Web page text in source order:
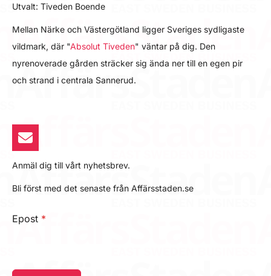
Utvalt: Tiveden Boende
Mellan Närke och Västergötland ligger Sveriges sydligaste
vildmark, där "Absolut Tiveden" väntar på dig. Den
nyrenoverade gården sträcker sig ända ner till en egen pir
och strand i centrala Sannerud.
Anmäl dig till vårt nyhetsbrev.
Bli först med det senaste från Affärsstaden.se
Epost *